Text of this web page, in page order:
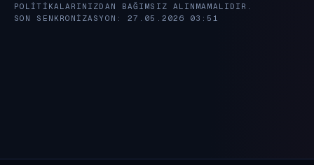
POLITIKALARINIZDAN BAĞIMSIZ ALINMAMALIDIR.
SON SENKRONIZASYON: 27.05.2026 03:51